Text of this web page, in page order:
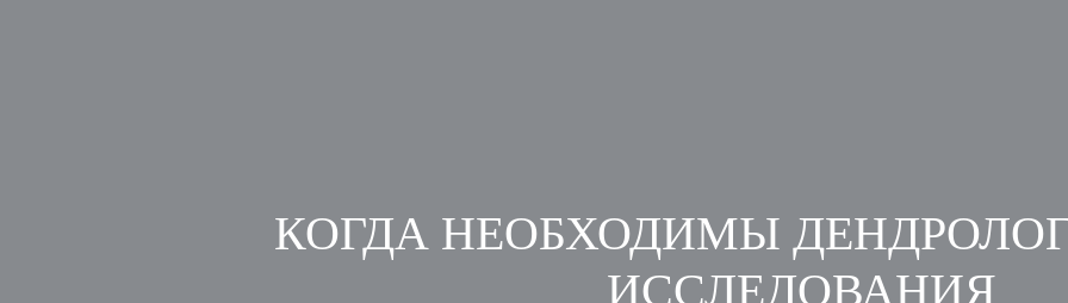
КОГДА НЕОБХОДИМЫ
ИССЛЕДОВАНИЯ